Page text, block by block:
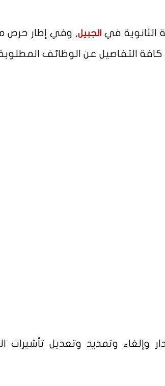
الثانوية في الجبيل, وفي إطار حرص
التفاصيل عن الوظائف
وإلغاء وتمديد وتعديل تأشيرات